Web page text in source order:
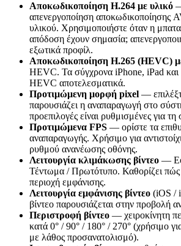
Αποκωδικοποίηση H.264 με υλικό
απενεργοποίηση αποκωδικοποίησης
υλικού. Χρησιμοποιήστε όταν η
απόδοση έχουν σημασία;
εξωτικά προφίλ.
Αποκωδικοποίηση H.265 (HEVC)
HEVC. Τα σύγχρονα iPhone, iPad και
HEVC αποτελεσματικά.
Προτιμώμενη μορφή pixel —
παρουσιάζει η αναπαραγωγή στο
προεπιλογές είναι ρυθμισμένες για
Προτιμώμενα FPS — ορίστε τα
αναπαραγωγής. Χρήσιμο για
ρυθμού ανανέωσης οθόνης.
Λειτουργία κλιμάκωσης βίντεο —
Τέντωμα / Πρωτότυπο. Καθορίζει πώς
περιοχή εμφάνισης.
Λειτουργία εμφάνισης βίντεο (iOS /
βίντεο παρουσιάζεται στην προβολή
Περιστροφή βίντεο — χειροκίνητη
κατά 0° / 90° / 180° / 270° (χρήσιμο
με λάθος προσανατολισμό).